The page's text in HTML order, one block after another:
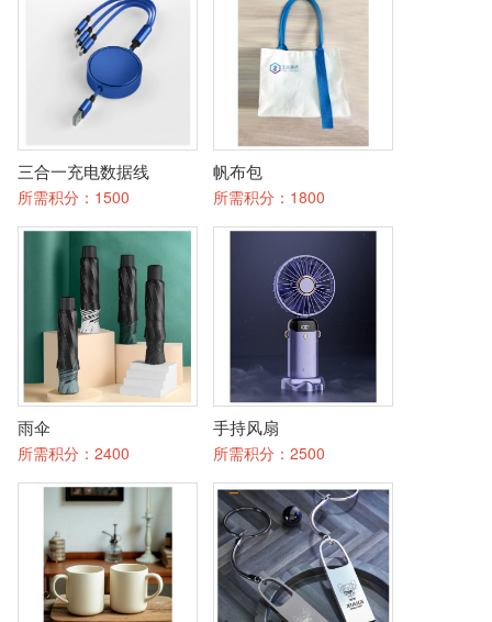
三合一充电数据线
所需积分： 1500
帆布包
所需积分： 1800
雨伞
所需积分： 2400
手持风扇
所需积分： 2500